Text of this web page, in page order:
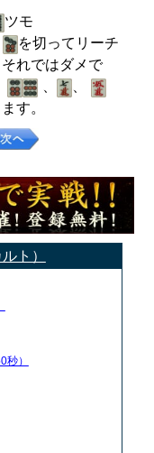
ツモ
を切ってリーチ
れではダメで
、
、
す。
ト）
秒）